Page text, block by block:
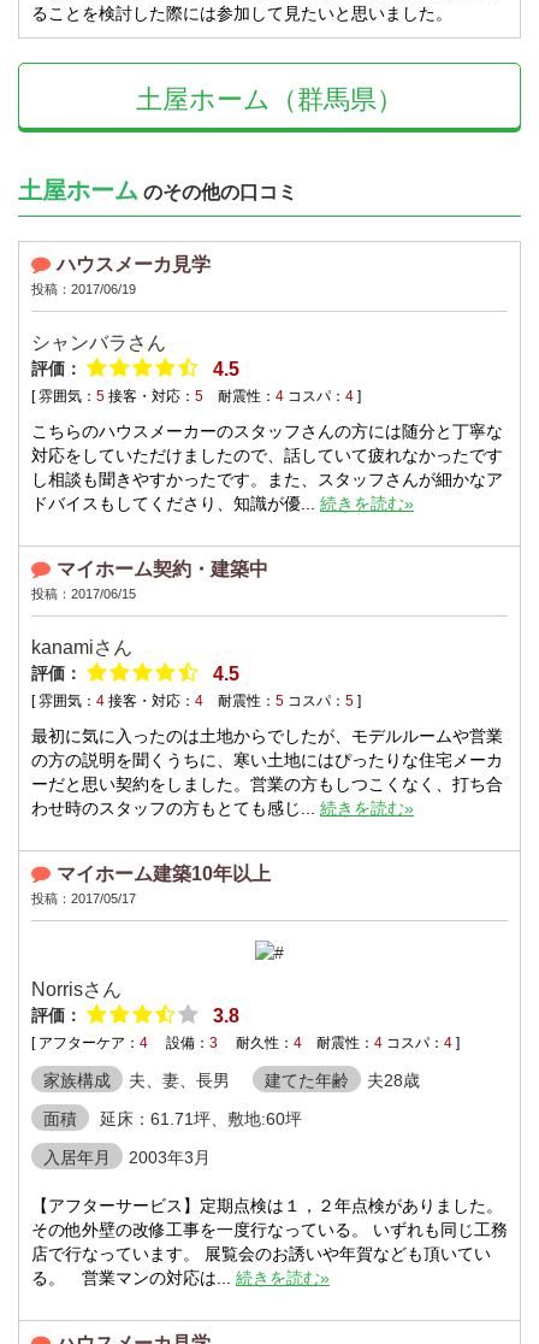
ることを検討した際には参加して見たいと思いました。
土屋ホーム（群馬県）
土屋ホーム のその他の口コミ
ハウスメーカ見学
投稿：2017/06/19
シャンバラさん
評価： 4.5
[ 雰囲気： 5 接客・対応： 5 耐震性： 4 コスパ： 4 ]
こちらのハウスメーカーのスタッフさんの方には随分と丁寧な
対応をしていただけましたので、話していて疲れなかったです
し相談も聞きやすかったです。また、スタッフさんが細かなア
ドバイスもしてくださり、知識が優... 続きを読む»
マイホーム契約・建築中
投稿：2017/06/15
kanamiさん
評価： 4.5
[ 雰囲気： 4 接客・対応： 4 耐震性： 5 コスパ： 5 ]
最初に気に入ったのは土地からでしたが、モデルルームや営業
の方の説明を聞くうちに、寒い土地にはぴったりな住宅メーカ
ーだと思い契約をしました。営業の方もしつこくなく、打ち合
わせ時のスタッフの方もとても感じ... 続きを読む»
マイホーム建築10年以上
投稿：2017/05/17
Norrisさん
評価： 3.8
[ アフターケア： 4 設備： 3 耐久性： 4 耐震性： 4 コスパ： 4 ]
家族構成 夫、妻、長男 建てた年齢
夫28歳
面積
延床：61.71坪、敷地:60坪
入居年月
2003年3月
【アフターサービス】定期点検は１，２年点検がありました。
その他外壁の改修工事を一度行なっている。 いずれも同じ工務
店で行なっています。 展覧会のお誘いや年賀なども頂いてい
る。 営業マンの対応は... 続きを読む»